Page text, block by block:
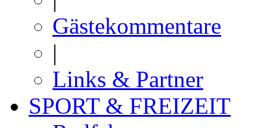
Gästekommentare
|
Links & Partner
SPORT & FREIZEIT